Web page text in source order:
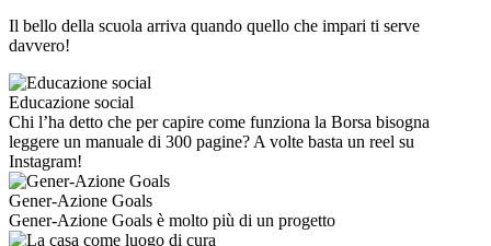
Il bello della scuola arriva quando quello che impari ti serve
davvero!
Educazione social
Chi l’ha detto che per capire come funziona la Borsa bisogna
leggere un manuale di 300 pagine? A volte basta un reel su
Instagram!
Gener-Azione Goals
Gener-Azione Goals è molto più di un progetto